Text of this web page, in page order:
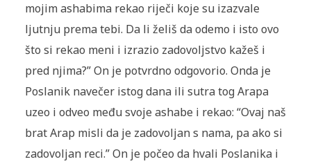
mojim ashabima rekao riječi koje su izazvale
ljutnju prema tebi. Da li želiš da odemo i isto ovo
što si rekao meni i izrazio zadovoljstvo kažeš i
pred njima?” On je potvrdno odgovorio. Onda je
Poslanik navečer istog dana ili sutra tog Arapa
uzeo i odveo među svoje ashabe i rekao: “Ovaj naš
brat Arap misli da je zadovoljan s nama, pa ako si
zadovoljan reci.” On je počeo da hvali Poslanika i